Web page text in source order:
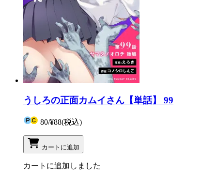
うしろの正面カムイさん【単話】 99
80/¥88(税込)
カートに追加
カートに追加しました